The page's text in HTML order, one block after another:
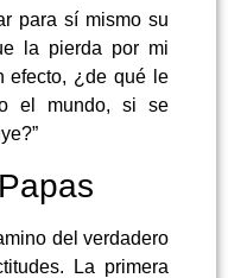
para sí mismo su
la pierda por mi
efecto, ¿de qué le
el mundo, si se
del verdadero
La primera